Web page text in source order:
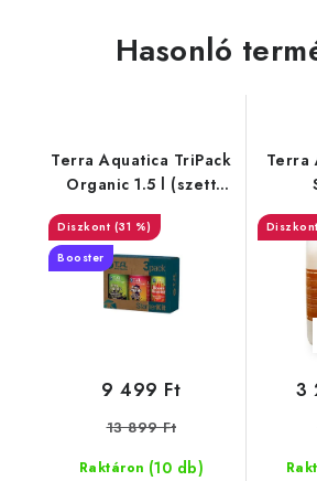
Hasonló
Terra Aquatica TriPack
Organic 1.5 l (szett
(31 %)
Booster
Raktáron (10 db)
9 499 Ft
13 899 Ft
Terra
3